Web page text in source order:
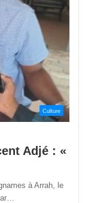
Culture
Adjé : «
à Arrah, le